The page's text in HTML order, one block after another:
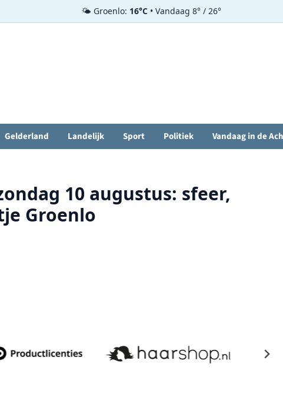
🌤️ Groenlo: 16°C • Vandaag 8° / 26°
Gelderland Landelijk Sport Politiek Vandaag in de
10 augustus: sfeer,
Groenlo